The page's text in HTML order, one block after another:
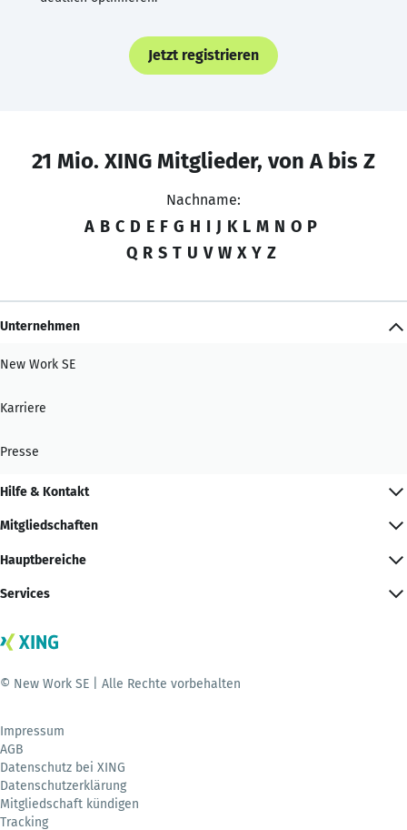
Jetzt registrieren
21 Mio. XING Mitglieder, von A bis Z
Nachname:
A B C D E F G H I J K L M N O P
Q R S T U V W X Y Z
Unternehmen
New Work SE
Karriere
Presse
Hilfe & Kontakt
Mitgliedschaften
Hauptbereiche
Services
© New Work SE | Alle Rechte vorbehalten
Impressum
AGB
Datenschutz bei XING
Datenschutzerklärung
Mitgliedschaft kündigen
Tracking